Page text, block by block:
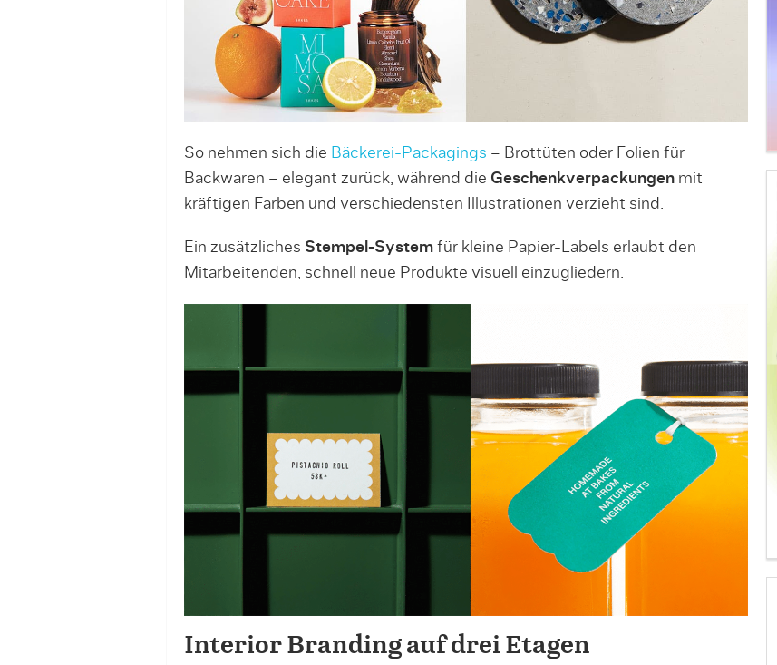
So nehmen sich die Bäckerei-Packagings – Brottüten oder Folien für
Backwaren – elegant zurück, während die Geschenkverpackungenmit
kräftigen Farben und verschiedensten Illustrationen verzieht sind.
Ein zusätzliches Stempel-Systemfür kleine Papier-Labels erlaubt den
Mitarbeitenden, schnell neue Produkte visuell einzugliedern.
Interior Branding auf drei Etagen